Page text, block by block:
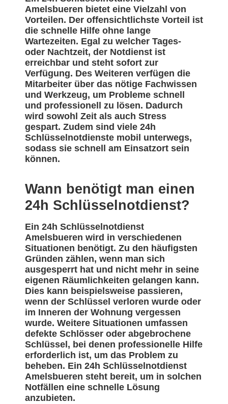
Amelsbueren bietet eine Vielzahl von
Vorteilen. Der offensichtlichste Vorteil ist
die schnelle Hilfe ohne lange
Wartezeiten. Egal zu welcher Tages-
oder Nachtzeit, der Notdienst ist
erreichbar und steht sofort zur
Verfügung. Des Weiteren verfügen die
Mitarbeiter über das nötige Fachwissen
und Werkzeug, um Probleme schnell
und professionell zu lösen. Dadurch
wird sowohl Zeit als auch Stress
gespart. Zudem sind viele 24h
Schlüsselnotdienste mobil unterwegs,
sodass sie schnell am Einsatzort sein
können.
Wann benötigt man einen
24h Schlüsselnotdienst?
Ein 24h Schlüsselnotdienst
Amelsbueren wird in verschiedenen
Situationen benötigt. Zu den häufigsten
Gründen zählen, wenn man sich
ausgesperrt hat und nicht mehr in seine
eigenen Räumlichkeiten gelangen kann.
Dies kann beispielsweise passieren,
wenn der Schlüssel verloren wurde oder
im Inneren der Wohnung vergessen
wurde. Weitere Situationen umfassen
defekte Schlösser oder abgebrochene
Schlüssel, bei denen professionelle Hilfe
erforderlich ist, um das Problem zu
beheben. Ein 24h Schlüsselnotdienst
Amelsbueren steht bereit, um in solchen
Notfällen eine schnelle Lösung
anzubieten.